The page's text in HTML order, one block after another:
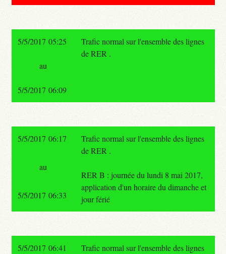
5/5/2017 05:25
Trafic normal sur l'ensemble des lignes
de RER .
au
5/5/2017 06:09
5/5/2017 06:17
Trafic normal sur l'ensemble des lignes
de RER .
RER B : journée du lundi 8 mai 2017,
application d'un horaire du dimanche et
jour férié
au
5/5/2017 06:33
5/5/2017 06:41 Trafic normal sur l'ensemble des lignes